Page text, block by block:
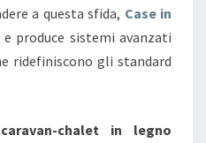
P
R
E
S
a questa sfida, Case in
produce sistemi avanzati
ridefiniscono gli standard
caravan-chalet in legno